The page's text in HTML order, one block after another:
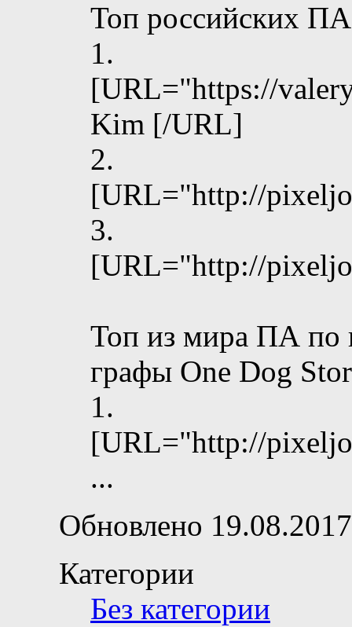
Топ российских
1.
[URL="https://
Kim [/URL]
2.
[URL="http://
3.
[URL="http://
Топ из мира ПА по
графы One Dog
1.
[URL="http://
...
Обновлено
Категории
Без категории